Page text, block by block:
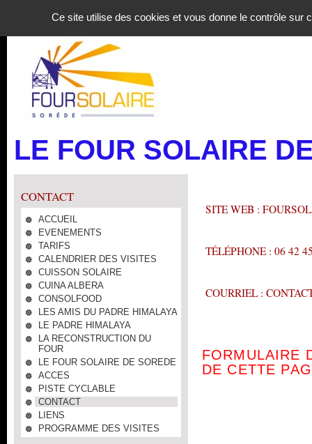
LE FOUR SOLAIRE
CONTACT
ACCUEIL
EVENEMENTS
TARIFS
CALENDRIER DES VISITES
CUISSON SOLAIRE
CUINA ALBERA
CONSOLFOOD
LES AMIS DU PADRE HIMALAYA
LE PADRE HIMALAYA
LA RECONSTRUCTION DU
FOUR
LE FOUR SOLAIRE DE SOREDE
ACCES
PISTE CYCLABLE
CONTACT
LIENS
PROGRAMME DES VISITES
SITE WEB :
TÉLÉPHONE : 06 42
COURRIEL :
FORMULAIRE
DE CETTE
Ce site utilise des cookies et vous donne le contrôle sur